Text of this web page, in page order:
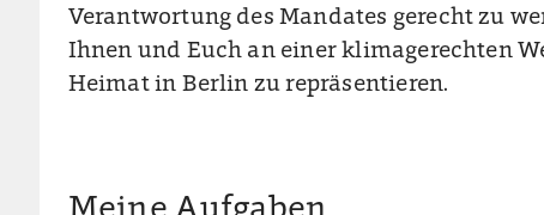
Verantwortung des Mandates gerecht zu
Ihnen und Euch an einer klimagerechten
Heimat in Berlin zu repräsentieren.